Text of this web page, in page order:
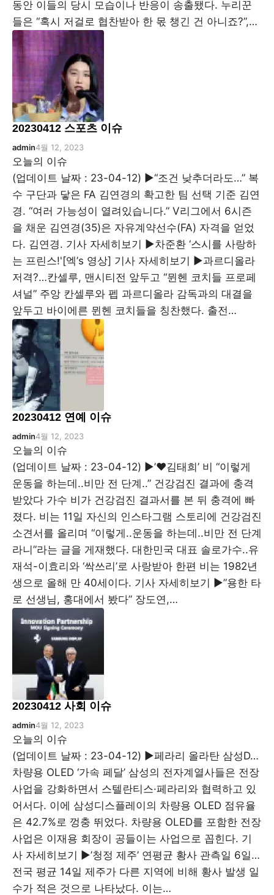
동안 이들의 당시 모습이나 반응이 송출됐다. 누리꾼
들은 “혹시 저걸로 협찬받아 한 몫 챙긴 건 아니죠?”,…
20230412 스포츠 이슈
admin4월 12, 2023
오늘의 이슈
(업데이트 날짜 : 23-04-12) ▶“조건 낮추더라도…” 복
수 구단과 닿은 FA 김연경의 확고한 팀 선택 기준 김연
경. “여러 가능성이 열려있습니다.” V리그에서 6시즌
을 채운 김연경(35)은 자유계약선수(FA) 자격을 얻었
다. 김연경. 기사 자세히보기 ▶차준환 ‘스시를 사랑하
는 프린스!'[엑’s 영상] 기사 자세히보기 ▶과르디올라
저격?…칸셀루, 맨시티전 앞두고 “뮌헨 코치들 프로페
셔널” 주앙 칸셀루와 펩 과르디올라 감독과의 대결을
앞두고 바이에른 뮌헨 코치들을 칭찬했다. 출전…
20230412 연예 이슈
admin4월 12, 2023
오늘의 이슈
(업데이트 날짜 : 23-04-12) ▶’♥김태희’ 비 “이렇게
운동을 하는데..비만 전 단계..” 건강검진 결과에 충격
받았다 가수 비가 건강검진 결과서를 본 뒤 충격에 빠
졌다. 비는 11일 자신의 인스타그램 스토리에 건강검진
소견서를 올리며 “이렇게..운동을 하는데..비만 전 단계
라니”라는 글을 게재했다. 대한민국 대표 솔로가수..유
재석-이효리와 ‘싹쓰리’로 사랑받아 한편 비는 1982년
생으로 올해 만 40세이다. 기사 자세히보기 ▶”용한 타
로 선생님, 홍대에서 봤다” 장도연,…
20230412 사회 이슈
admin4월 12, 2023
오늘의 이슈
(업데이트 날짜 : 23-04-12) ▶페라리 올라탄 삼성D…
차량용 OLED ‘가속 페달’ 삼성의 전자계열사들은 전장
사업을 강화하면서 스텔란티스·페라리와 협력하고 있
어서다. 이에 삼성디스플레이의 차량용 OLED 점유율
은 42.7%로 껑충 뛰었다. 차량용 OLED를 포함한 전장
사업은 이재용 회장이 공들이는 사업으로 꼽힌다. 기
사 자세히보기 ▶’청정 제주’ 연평균 황사 관측일 6일…
전국 평균 14일 제주가 다른 지역에 비해 황사 발생 일
수가 적은 것으로 나타났다. 이는…